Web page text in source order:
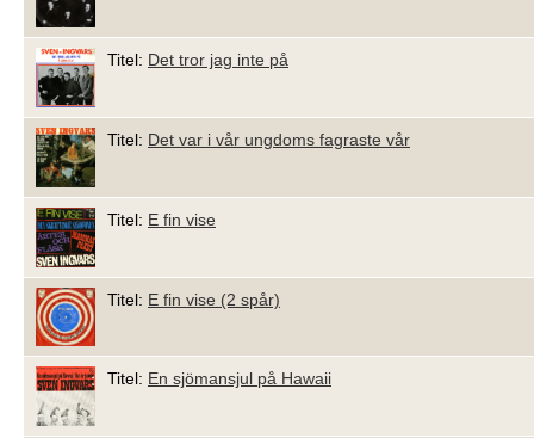
Titel: Det tror jag inte på
Titel: Det var i vår ungdoms fagraste vår
Titel: E fin vise
Titel: E fin vise (2 spår)
Titel: En sjömansjul på Hawaii